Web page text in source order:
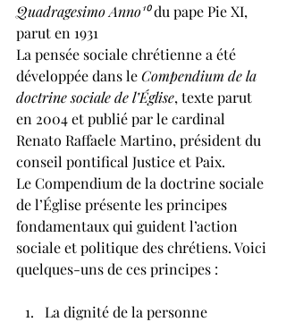
Quadragesimo Anno¹⁰ du pape Pie XI,
parut en 1931
La pensée sociale chrétienne a été
développée dans le Compendium de la
doctrine sociale de l’Église, texte parut
en 2004 et publié par le cardinal
Renato Raffaele Martino, président du
conseil pontifical Justice et Paix.
Le Compendium de la doctrine sociale
de l’Église présente les principes
fondamentaux qui guident l’action
sociale et politique des chrétiens. Voici
quelques-uns de ces principes :
La dignité de la personne